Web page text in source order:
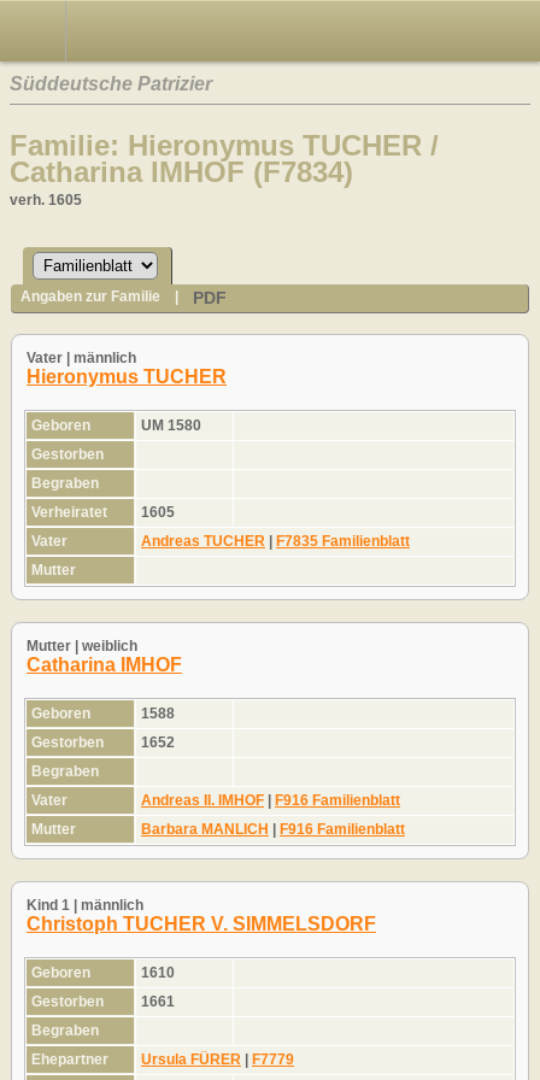
Süddeutsche Patrizier
Familie: Hieronymus TUCHER /
Catharina IMHOF (F7834)
verh. 1605
Angaben zur Familie PDF
Vater | männlich
Hieronymus TUCHER
Geboren
UM 1580
Gestorben
Begraben
Verheiratet
1605
Vater
Andreas TUCHER | F7835 Familienblatt
Mutter
Mutter | weiblich
Catharina IMHOF
Geboren
1588
Gestorben
1652
Begraben
Vater
Andreas II. IMHOF | F916 Familienblatt
Mutter
Barbara MANLICH | F916 Familienblatt
Kind 1 | männlich
Christoph TUCHER V. SIMMELSDORF
Geboren
1610
Gestorben
1661
Begraben
Ehepartner
Ursula FÜRER | F7779